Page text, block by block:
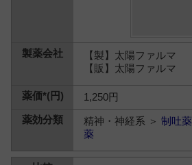
【製】太陽ファルマ
【販】太陽ファルマ
1,250円
精神・神経系 ＞制吐薬
薬